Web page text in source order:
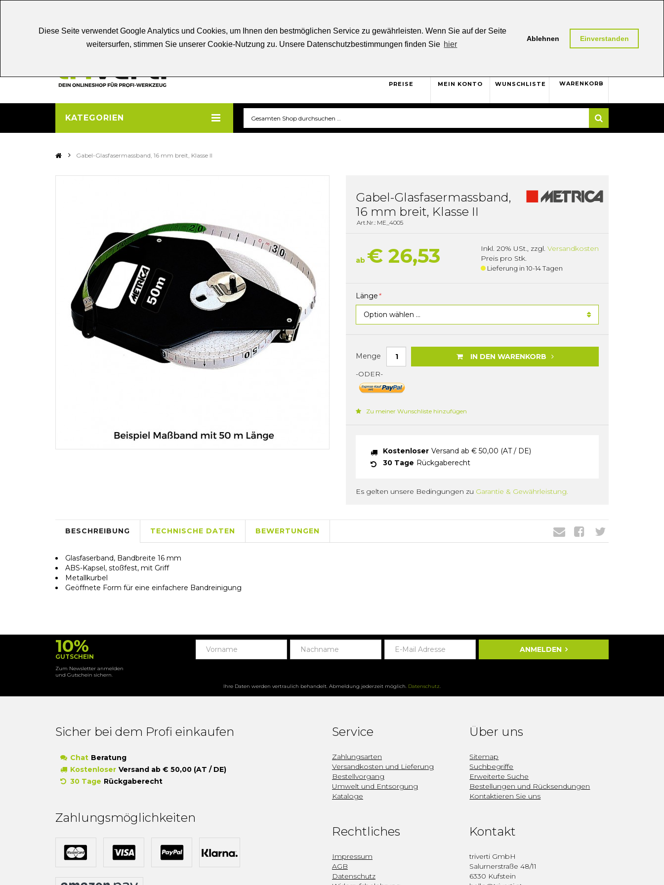
Diese Seite verwendet Google Analytics und Cookies, um Ihnen den bestmöglichen Service zu gewährleisten. Wenn Sie auf der Seite
weitersurfen, stimmen Sie unserer Cookie-Nutzung zu. Unsere Datenschutzbestimmungen finden Sie hier
Ablehnen Einverstanden
Rückgaberecht
PREISE MEIN KONTO WUNSCHLISTE WARENKORB
0
KATEGORIEN
> Gabel-Glasfasermassband, 16 mm breit, Klasse II
Gabel-Glasfasermassband,
16 mm breit, Klasse II
Art.Nr.: ME_4005
ab € 26,53 Inkl. 20% USt., zzgl. Versandkosten
Preis pro Stk.
Lieferung in 10-14 Tagen
*
Länge
Menge
IN DEN WARENKORB
-ODER-
Zu meiner Wunschliste hinzufügen
Kostenloser Versand ab € 50,00 (AT / DE)
30 Tage Rückgaberecht
Es gelten unsere Bedingungen zu Garantie & Gewährleistung.
BESCHREIBUNG TECHNISCHE DATEN BEWERTUNGEN
Glasfaserband, Bandbreite 16 mm
ABS-Kapsel, stoßfest, mit Griff
Metallkurbel
Geöffnete Form für eine einfachere Bandreinigung
10%
GUTSCHEIN
Zum Newsletter anmelden
und Gutschein sichern.
ANMELDEN
Ihre Daten werden vertraulich behandelt. Abmeldung jederzeit möglich. Datenschutz.
Sicher bei dem Profi einkaufen
Chat Beratung
Kostenloser Versand ab € 50,00 (AT / DE)
30 Tage Rückgaberecht
Zahlungsmöglichkeiten
Service
Zahlungsarten
Versandkosten und Lieferung
Bestellvorgang
Umwelt und Entsorgung
Kataloge
Über uns
Sitemap
Suchbegriffe
Erweiterte Suche
Bestellungen und Rücksendungen
Kontaktieren Sie uns
Rechtliches
Impressum
AGB
Datenschutz
Kontakt
triverti GmbH
Salurnerstraße 48/11
6330 Kufstein